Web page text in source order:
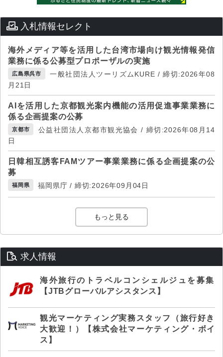
入札情報セレクト
海外メディア等を活用した台湾市場向け観光情報発信
業務に係る公募型プロポーザルの実施
広島県呉市
一般社団法人ツーリズムKURE / 締切:2026年08
月21日
AIを活用した京都観光案内機能の活用促進事業業務に
係る企画提案の公募
京都市
公益社団法人京都市観光協会 / 締切:2026年08月14
日
日韓相互誘客FAMツアー事業業務に係る企画提案の公
募
福岡県 福岡県庁 / 締切:2026年09月04日
もっと見る
求人情報
海外旅行のトラベルコンシェルジュを募集
【JTBグローバルアシスタンス】
観光マーケティング実務スタッフ（旅行好き
大歓迎！）【株式会社マーケティング・ボイ
ス】